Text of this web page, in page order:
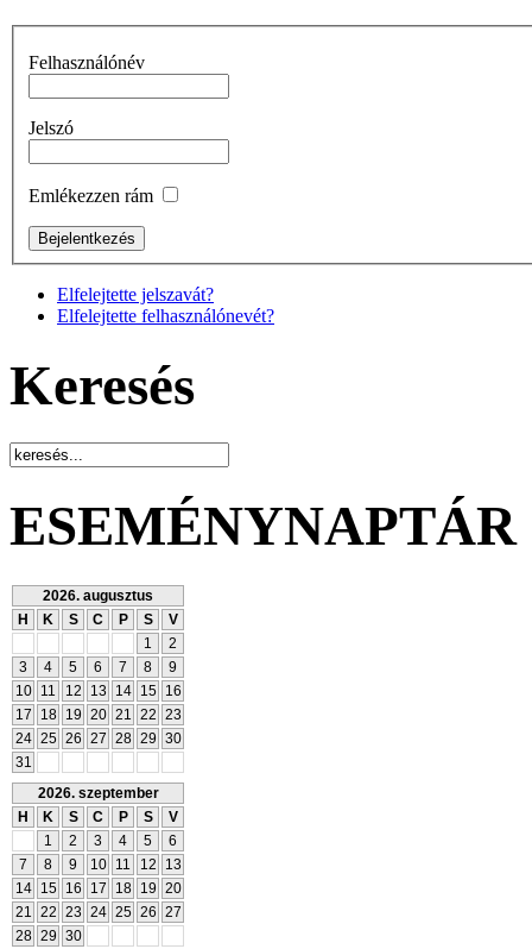
Felhasználónév
Jelszó
Emlékezzen rám
Elfelejtette jelszavát?
Elfelejtette felhasználónevét?
Keresés
ESEMÉNYNAPTÁR
2026. augusztus
H
K S C P S
V
1
2
3
4 5 6 7 8
9
10
11 12 13 14 15
16
17
18 19 20 21 22 23
24 25 26 27 28 29 30
31
2026. szeptember
H
K S C P S
V
1
2 3 4 5
6
7
8 9 10 11 12
13
14
15 16 17 18 19 20
21 22 23 24 25 26 27
28 29 30